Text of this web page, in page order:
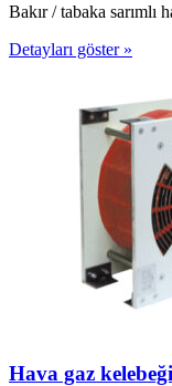
Bakır / tabaka
Detayları göster »
Hava gaz